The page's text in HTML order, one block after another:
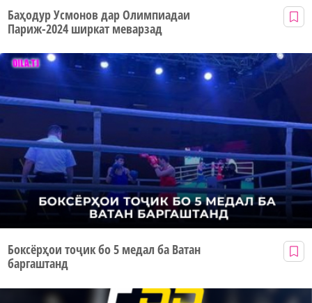
Баҳодур Усмонов дар Олимпиадаи
Париж-2024 ширкат меварзад
Боксёрҳои тоҷик бо 5 медал ба Ватан
баргаштанд